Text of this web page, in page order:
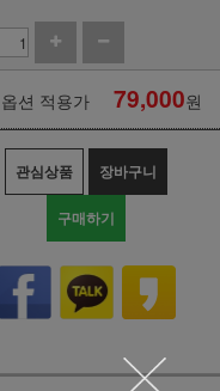
옵션 적용가 79,000원
관심상품 장바구니
구매하기